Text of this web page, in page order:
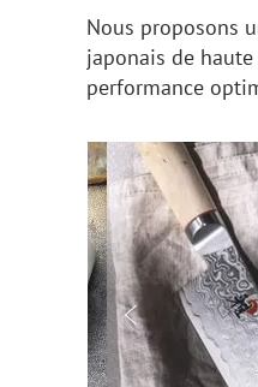
Nous proposons
japonais de
performance
